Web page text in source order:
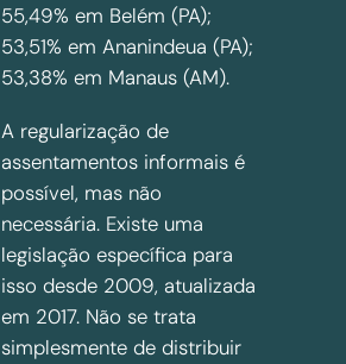
55,49% em Belém (PA);
53,51% em Ananindeua (PA);
53,38% em Manaus (AM).
A regularização de
assentamentos informais é
possível, mas não
necessária. Existe uma
legislação específica para
isso desde 2009, atualizada
em 2017. Não se trata
simplesmente de distribuir